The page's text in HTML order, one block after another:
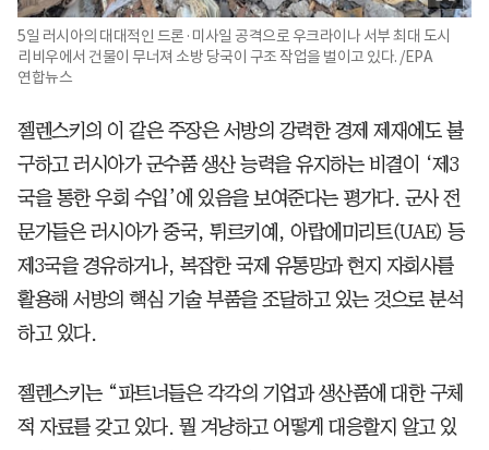
5일 러시아의 대대적인 드론·미사일 공격으로 우크라이나 서부 최대 도시
리비우에서 건물이 무너져 소방 당국이 구조 작업을 벌이고 있다. /EPA
연합뉴스
젤렌스키의 이 같은 주장은 서방의 강력한 경제 제재에도 불
구하고 러시아가 군수품 생산 능력을 유지하는 비결이 ‘제3
국을 통한 우회 수입’에 있음을 보여준다는 평가다. 군사 전
문가들은 러시아가 중국, 튀르키예, 아랍에미리트(UAE) 등
제3국을 경유하거나, 복잡한 국제 유통망과 현지 자회사를
활용해 서방의 핵심 기술 부품을 조달하고 있는 것으로 분석
하고 있다.
젤렌스키는 “파트너들은 각각의 기업과 생산품에 대한 구체
적 자료를 갖고 있다. 뭘 겨냥하고 어떻게 대응할지 알고 있